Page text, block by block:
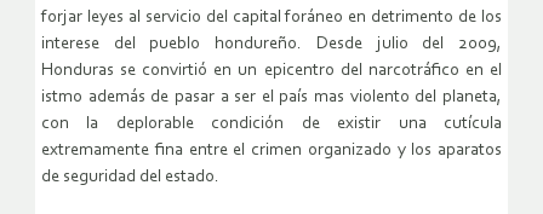
forjar leyes al servicio del capital foráneo en detrimento de los
interese del pueblo hondureño. Desde julio del 2009,
Honduras se convirtió en un epicentro del narcotráfico en el
istmo además de pasar a ser el país mas violento del planeta,
con la deplorable condición de existir una cutícula
extremamente fina entre el crimen organizado y los aparatos
de seguridad del estado.